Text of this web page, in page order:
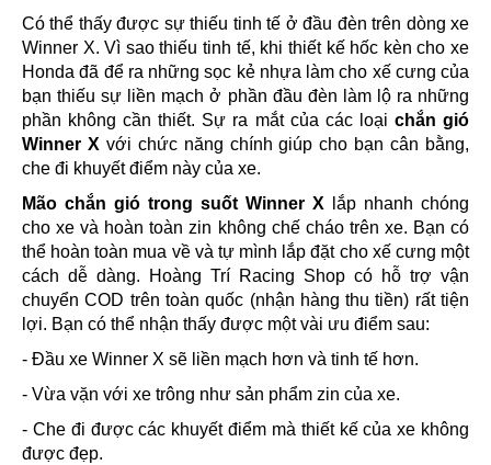
Có thể thấy được sự thiếu tinh tế ở đầu đèn trên dòng xe
Winner X. Vì sao thiếu tinh tế, khi thiết kế hốc kèn cho xe
Honda đã để ra những sọc kẻ nhựa làm cho xế cưng của
bạn thiếu sự liền mạch ở phần đầu đèn làm lộ ra những
phần không cần thiết. Sự ra mắt của các loại chắn gió
Winner X với chức năng chính giúp cho bạn cân bằng,
che đi khuyết điểm này của xe.
Mão chắn gió trong suốt Winner X lắp nhanh chóng
cho xe và hoàn toàn zin không chế cháo trên xe. Bạn có
thể hoàn toàn mua về và tự mình lắp đặt cho xế cưng một
cách dễ dàng. Hoàng Trí Racing Shop có hỗ trợ vận
chuyển COD trên toàn quốc (nhận hàng thu tiền) rất tiện
lợi. Bạn có thể nhận thấy được một vài ưu điểm sau:
- Đầu xe Winner X sẽ liền mạch hơn và tinh tế hơn.
- Vừa vặn với xe trông như sản phẩm zin của xe.
- Che đi được các khuyết điểm mà thiết kế của xe không
được đẹp.